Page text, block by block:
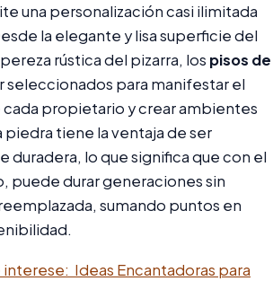
una personalización casi ilimitada
la elegante y lisa superficie del
rústica del pizarra, los pisos de
seleccionados para manifestar el
propietario y crear ambientes
piedra tiene la ventaja de ser
duradera, lo que significa que con el
puede durar generaciones sin
sumando puntos en
interese: Ideas Encantadoras para